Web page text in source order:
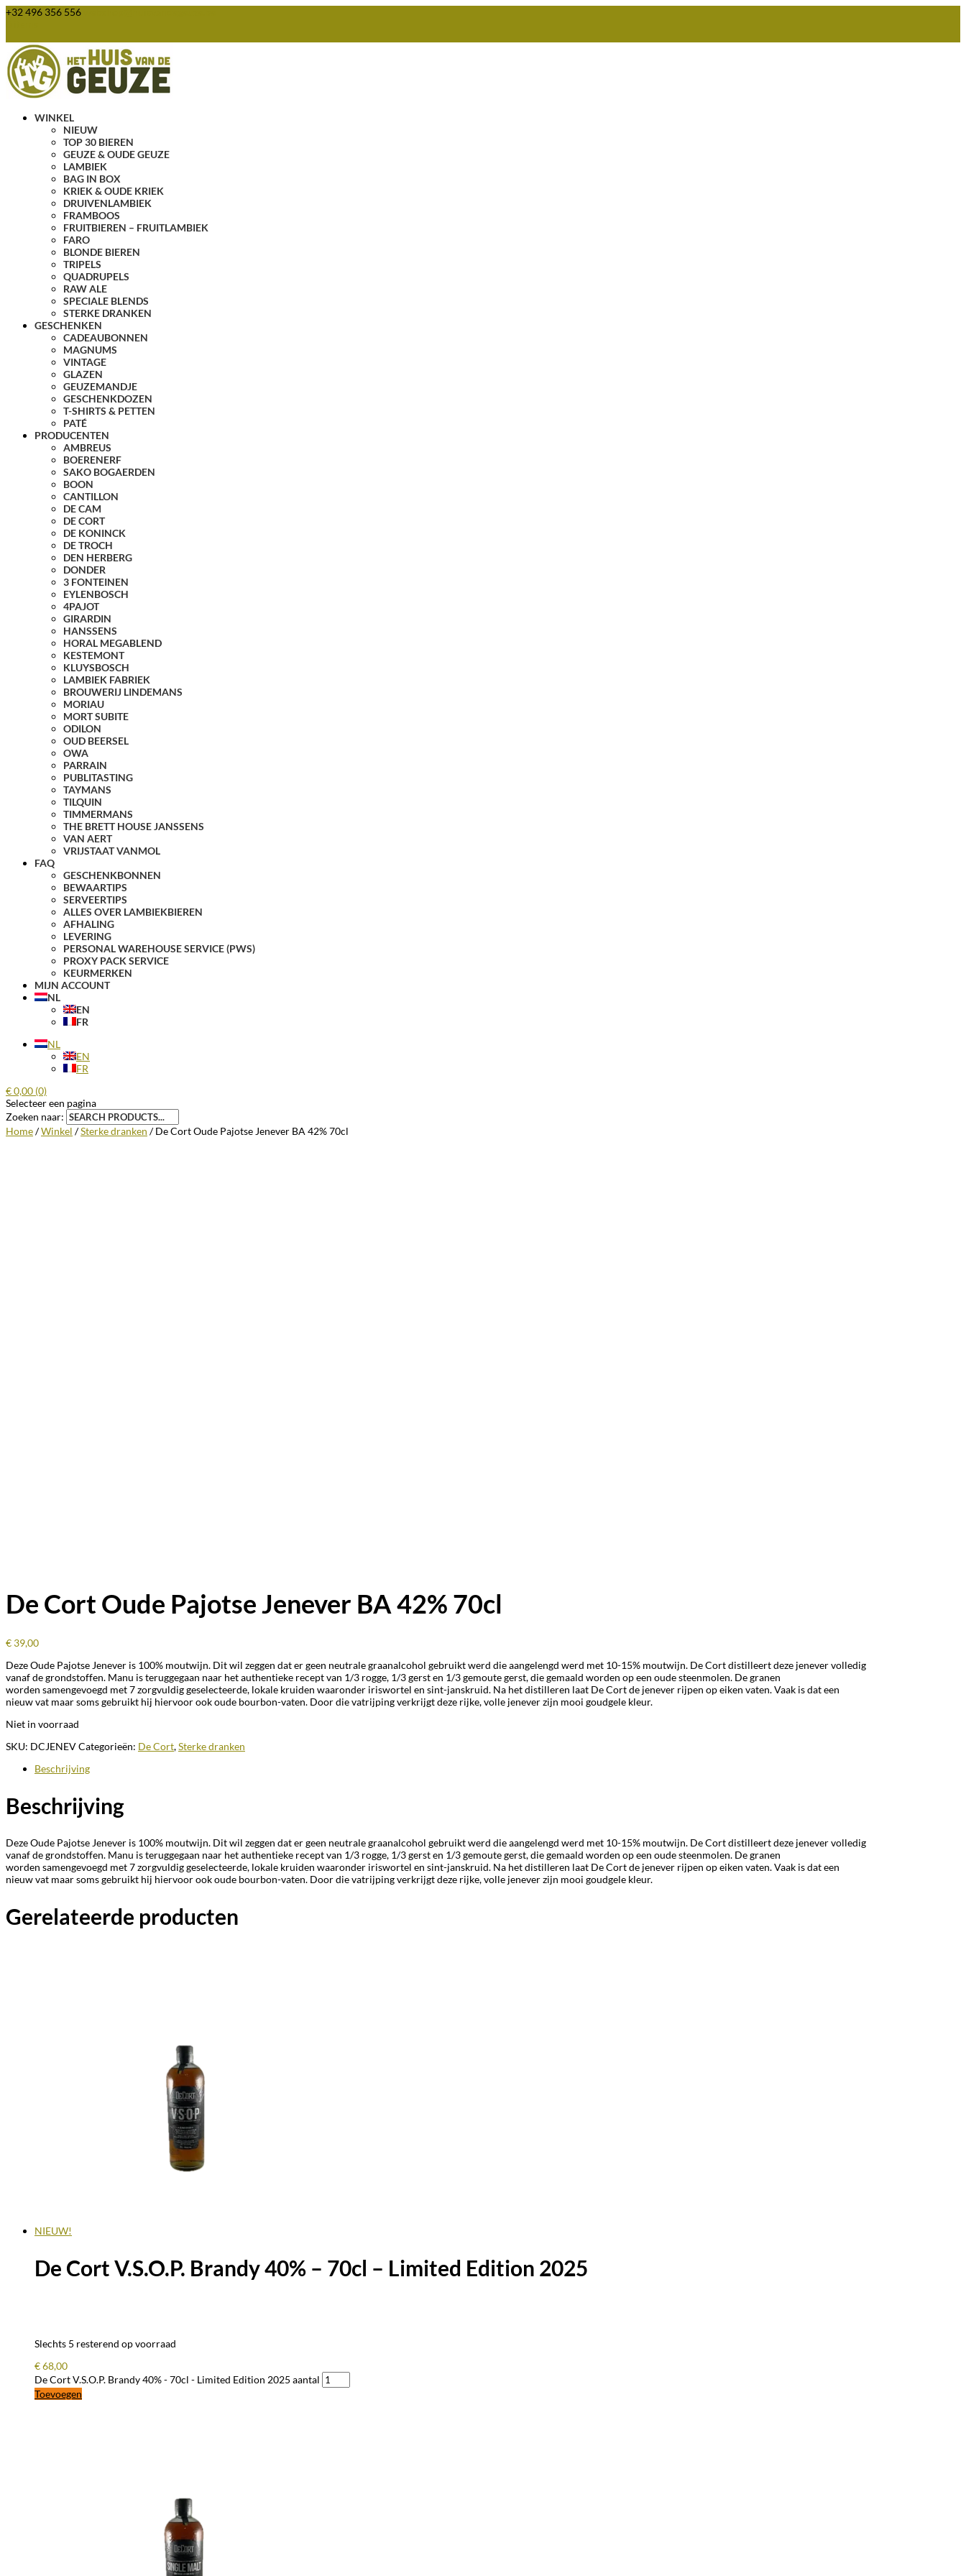
+32 496 356 556
WINKEL
NIEUW
TOP 30 BIEREN
GEUZE & OUDE GEUZE
LAMBIEK
BAG IN BOX
KRIEK & OUDE KRIEK
DRUIVENLAMBIEK
FRAMBOOS
FRUITBIEREN – FRUITLAMBIEK
FARO
BLONDE BIEREN
TRIPELS
QUADRUPELS
RAW ALE
SPECIALE BLENDS
STERKE DRANKEN
GESCHENKEN
CADEAUBONNEN
MAGNUMS
VINTAGE
GLAZEN
GEUZEMANDJE
GESCHENKDOZEN
T-SHIRTS & PETTEN
PATÉ
PRODUCENTEN
AMBREUS
BOERENERF
SAKO BOGAERDEN
BOON
CANTILLON
DE CAM
DE CORT
DE KONINCK
DE TROCH
DEN HERBERG
DONDER
3 FONTEINEN
EYLENBOSCH
4PAJOT
GIRARDIN
HANSSENS
HORAL MEGABLEND
KESTEMONT
KLUYSBOSCH
LAMBIEK FABRIEK
BROUWERIJ LINDEMANS
MORIAU
MORT SUBITE
ODILON
OUD BEERSEL
OWA
PARRAIN
PUBLITASTING
TAYMANS
TILQUIN
TIMMERMANS
THE BRETT HOUSE JANSSENS
VAN AERT
VRIJSTAAT VANMOL
FAQ
GESCHENKBONNEN
BEWAARTIPS
SERVEERTIPS
ALLES OVER LAMBIEKBIEREN
AFHALING
LEVERING
PERSONAL WAREHOUSE SERVICE (PWS)
PROXY PACK SERVICE
KEURMERKEN
MIJN ACCOUNT
NL
EN
FR
NL
EN
FR
€0,00 (0)
Selecteer een pagina
Zoeken naar:
Home/Winkel /Sterke dranken / De Cort Oude Pajotse Jenever BA 42% 70cl
De Cort Oude Pajotse Jenever BA 42% 70cl
€ 39,00
Deze Oude Pajotse Jenever is 100% moutwijn. Dit wil zeggen dat er geen neutrale graanalcohol gebruikt werd die aangelengd werd met 10-15% moutwijn. De Cort distilleert deze jenever volledig
vanaf de grondstoffen. Manu is teruggegaan naar het authentieke recept van 1/3 rogge, 1/3 gerst en 1/3 gemoute gerst, die gemaald worden op een oude steenmolen. De granen
worden samengevoegd met 7 zorgvuldig geselecteerde, lokale kruiden waaronder iriswortel en sint-janskruid. Na het distilleren laat De Cort de jenever rijpen op eiken vaten. Vaak is dat een
nieuw vat maar soms gebruikt hij hiervoor ook oude bourbon-vaten. Door die vatrijping verkrijgt deze rijke, volle jenever zijn mooi goudgele kleur.
Niet in voorraad
SKU: DCJENEVCategorieën: De Cort,Sterke dranken
Beschrijving
Beschrijving
Deze Oude Pajotse Jenever is 100% moutwijn. Dit wil zeggen dat er geen neutrale graanalcohol gebruikt werd die aangelengd werd met 10-15% moutwijn. De Cort distilleert deze jenever volledig
vanaf de grondstoffen. Manu is teruggegaan naar het authentieke recept van 1/3 rogge, 1/3 gerst en 1/3 gemoute gerst, die gemaald worden op een oude steenmolen. De granen
worden samengevoegd met 7 zorgvuldig geselecteerde, lokale kruiden waaronder iriswortel en sint-janskruid. Na het distilleren laat De Cort de jenever rijpen op eiken vaten. Vaak is dat een
nieuw vat maar soms gebruikt hij hiervoor ook oude bourbon-vaten. Door die vatrijping verkrijgt deze rijke, volle jenever zijn mooi goudgele kleur.
Gerelateerde producten
NIEUW!
De Cort V.S.O.P. Brandy 40% – 70cl – Limited Edition 2025
Slechts 5 resterend op voorraad
€68,00
De Cort V.S.O.P. Brandy 40% - 70cl - Limited Edition 2025 aantal
Toevoegen